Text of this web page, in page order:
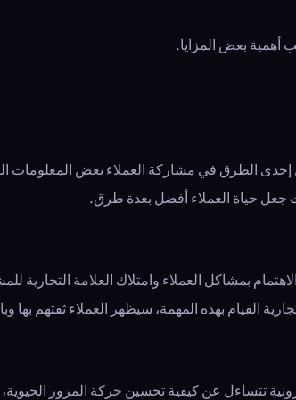
الطرق في مشاركة العملاء بعض المعلومات
جعل حياة العملاء أفضل بعدة طرق.
بمشاكل العملاء وامتلاك العلامة التجارية
القيام بهذه المهمة، سيظهر العملاء ثقتهم بها
تتساءل عن كيفية تحسين حركة المرور الحيوية،